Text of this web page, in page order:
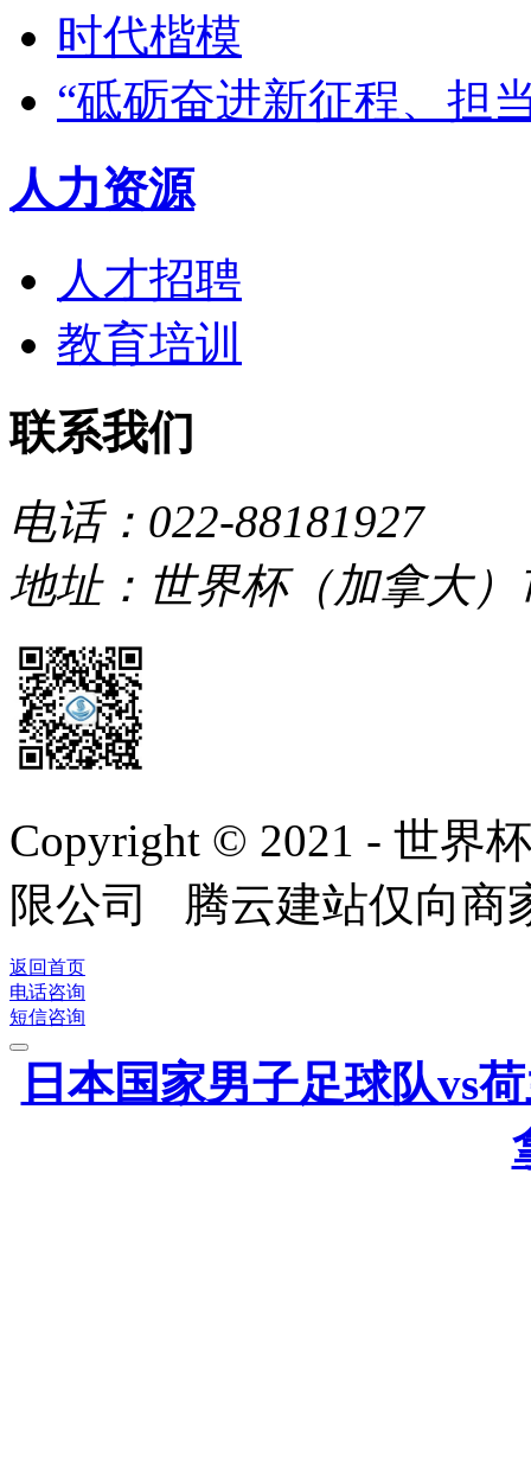
时代楷模
“砥砺奋进新征程、担
人力资源
人才招聘
教育培训
联系我们
电话：022-88181927
地址：世界杯（加拿大
Copyright © 2021 - 世界
限公司 腾云建站仅向商
返回首页
电话咨询
短信咨询
日本国家男子足球队vs